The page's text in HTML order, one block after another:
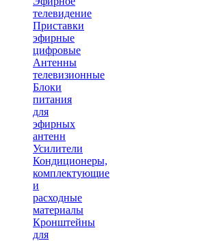
телевидение
Приставки
эфирные
цифровые
Антенны
телевизионные
Блоки
питания
для
эфирных
антенн
Усилители
Кондиционеры,
комплектующие
и
расходные
материалы
Кронштейны
для